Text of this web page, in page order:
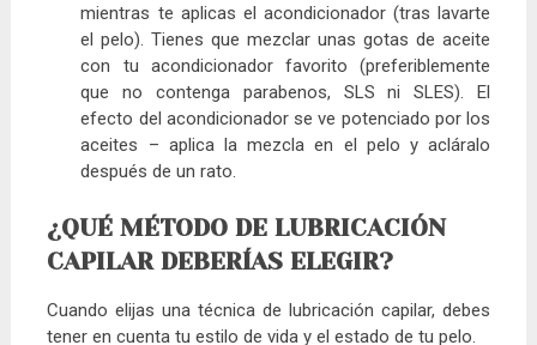
mientras te aplicas el acondicionador (tras lavarte
el pelo). Tienes que mezclar unas gotas de aceite
con tu acondicionador favorito (preferiblemente
que no contenga parabenos, SLS ni SLES). El
efecto del acondicionador se ve potenciado por los
aceites – aplica la mezcla en el pelo y acláralo
después de un rato.
¿QUÉ MÉTODO DE LUBRICACIÓN
CAPILAR DEBERÍAS ELEGIR?
Cuando elijas una técnica de lubricación capilar, debes
tener en cuenta tu estilo de vida y el estado de tu pelo.